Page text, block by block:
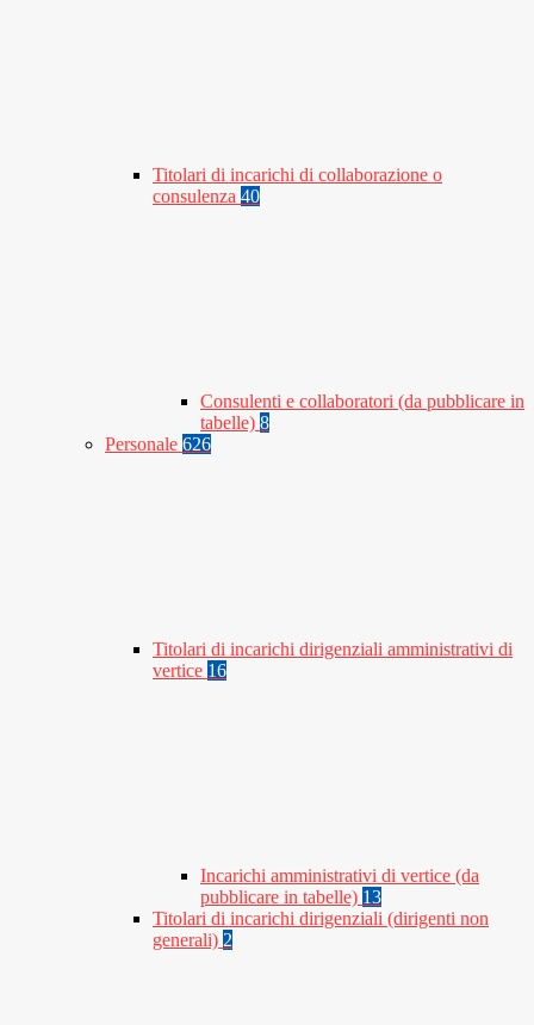
Titolari di incarichi di collaborazione o
consulenza 40
Consulenti e collaboratori (da pubblicare in
tabelle) 8
Personale 626
Titolari di incarichi dirigenziali amministrativi di
vertice 16
Incarichi amministrativi di vertice (da
pubblicare in tabelle) 13
Titolari di incarichi dirigenziali (dirigenti non
generali) 2